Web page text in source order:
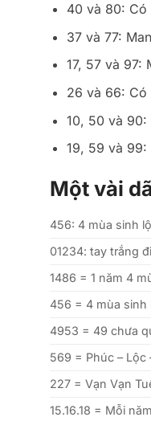
40 và 80: Có
37 và 77:
17, 57 và 97:
26 và 66: Có
10, 50 và
19, 59 và
Một vài
456: 4 mùa sinh
01234: tay trắng
1486 = 1 năm 4
456 = 4 mùa sinh
4953 = 49 chưa
569 = Phúc – Lộc
227 = Vạn Vạn
15.16.18 = Mỗi